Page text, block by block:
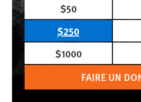
$50
$250
$1000
FAIRE UN